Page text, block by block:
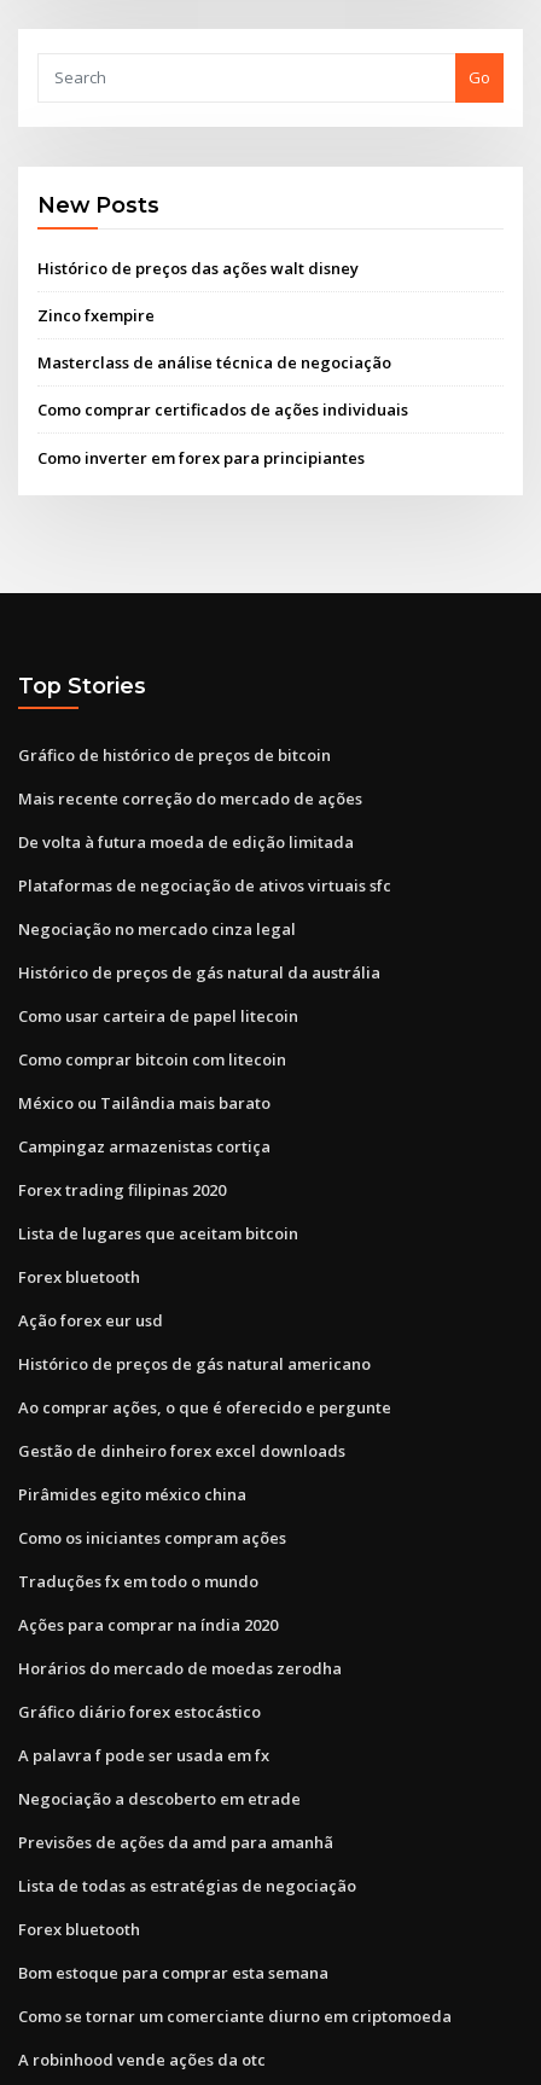
Go
New Posts
Histórico de preços das ações walt disney
Zinco fxempire
Masterclass de análise técnica de negociação
Como comprar certificados de ações individuais
Como inverter em forex para principiantes
Top Stories
Gráfico de histórico de preços de bitcoin
Mais recente correção do mercado de ações
De volta à futura moeda de edição limitada
Plataformas de negociação de ativos virtuais sfc
Negociação no mercado cinza legal
Histórico de preços de gás natural da austrália
Como usar carteira de papel litecoin
Como comprar bitcoin com litecoin
México ou Tailândia mais barato
Campingaz armazenistas cortiça
Forex trading filipinas 2020
Lista de lugares que aceitam bitcoin
Forex bluetooth
Ação forex eur usd
Histórico de preços de gás natural americano
Ao comprar ações, o que é oferecido e pergunte
Gestão de dinheiro forex excel downloads
Pirâmides egito méxico china
Como os iniciantes compram ações
Traduções fx em todo o mundo
Ações para comprar na índia 2020
Horários do mercado de moedas zerodha
Gráfico diário forex estocástico
A palavra f pode ser usada em fx
Negociação a descoberto em etrade
Previsões de ações da amd para amanhã
Lista de todas as estratégias de negociação
Forex bluetooth
Bom estoque para comprar esta semana
Como se tornar um comerciante diurno em criptomoeda
A robinhood vende ações da otc